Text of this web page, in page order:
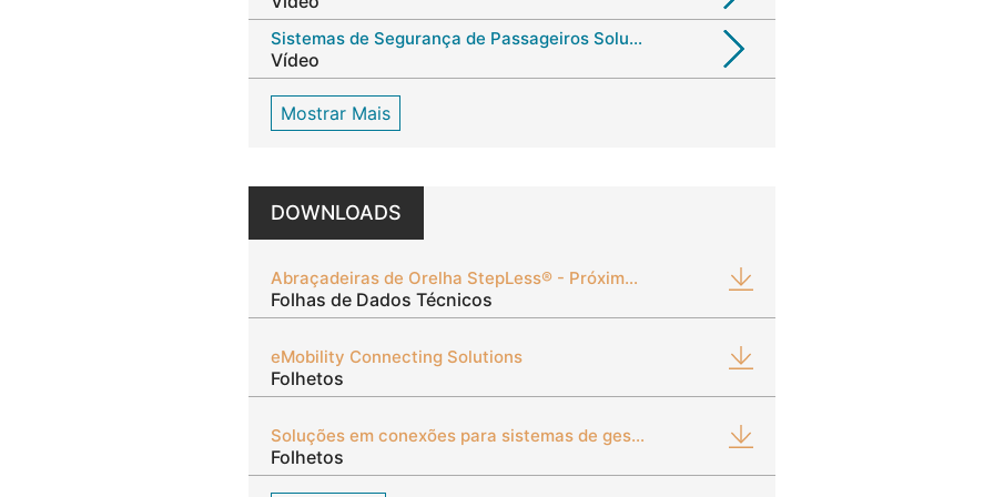
Sistemas de Segurança de Passageiros Soluções em Conexões
Vídeo
Mostrar Mais
DOWNLOADS
Abraçadeiras de Orelha StepLess® - Próxima Geração - 123 e 193
Folhas de Dados Técnicos
eMobility Connecting Solutions
Folhetos
Soluções em conexões para sistemas de gestão térmica
Folhetos